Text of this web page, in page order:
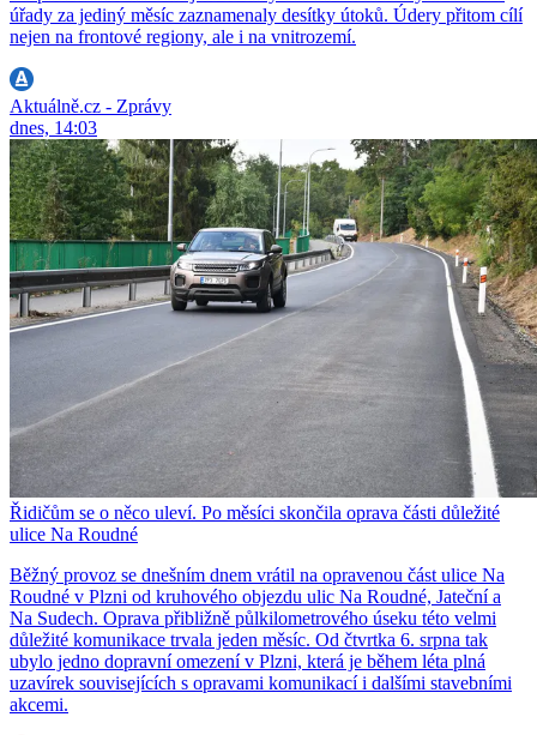
úřady za jediný měsíc zaznamenaly desítky útoků. Údery přitom cílí
nejen na frontové regiony, ale i na vnitrozemí.
Aktuálně.cz - Zprávy
dnes, 14:03
Řidičům se o něco uleví. Po měsíci skončila oprava části důležité
ulice Na Roudné
Běžný provoz se dnešním dnem vrátil na opravenou část ulice Na
Roudné v Plzni od kruhového objezdu ulic Na Roudné, Jateční a
Na Sudech. Oprava přibližně půlkilometrového úseku této velmi
důležité komunikace trvala jeden měsíc. Od čtvrtka 6. srpna tak
ubylo jedno dopravní omezení v Plzni, která je během léta plná
uzavírek souvisejících s opravami komunikací i dalšími stavebními
akcemi.